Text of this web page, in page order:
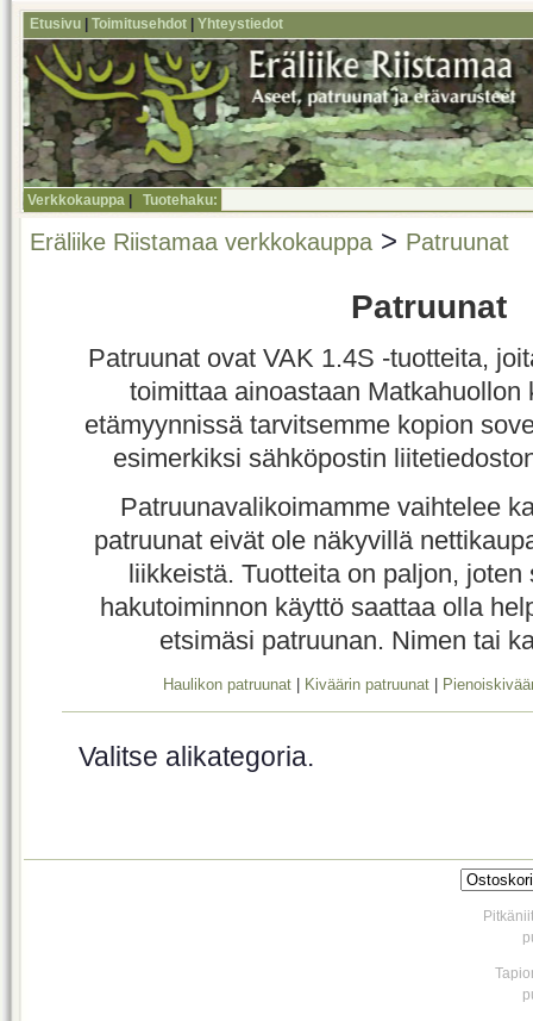
Etusivu Toimitusehdot Yhteystiedot
Verkkokauppa Tuotehaku:
Eräliike Riistamaa verkkokauppa > Patruunat
Patruunat
Patruunat ovat VAK 1.4S -tuotteita,
toimittaa ainoastaan Matkahuollon
etämyynnissä tarvitsemme kopion
esimerkiksi sähköpostin
Patruunavalikoimamme vaihtelee
patruunat eivät ole näkyvillä
liikkeistä. Tuotteita on paljon,
hakutoiminnon käyttö saattaa olla
etsimäsi patruunan. Nimen tai
Haulikon patruunat| Kiväärin patruunat|
Valitse alikategoria.